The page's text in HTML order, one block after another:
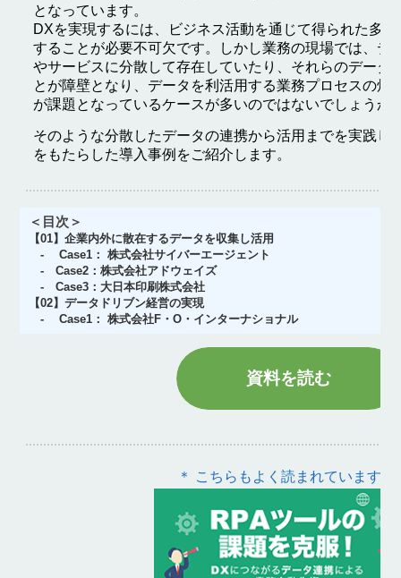
となっています。
DXを実現するには、ビジネス活動を通じて得られた多
することが必要不可欠です。しかし業務の現場では、デ
やサービスに分散して存在していたり、それらのデータ
とが障壁となり、データを利活用する業務プロセスの煩
が課題となっているケースが多いのではないでしょうか
そのような分散したデータの連携から活用までを実践し
をもたらした導入事例をご紹介します。
＜目次＞
【01】企業内外に散在するデータを収集し活用
- Case1： 株式会社サイバーエージェント
- Case2：株式会社アドウェイズ
- Case3：大日本印刷株式会社
【02】データドリブン経営の実現
- Case1： 株式会社F・O・インターナショナル
資料を読む
＊ こちらもよく読まれています ＊